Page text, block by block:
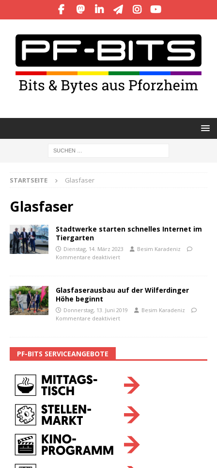
STARTSEITE Glasfaser
Glasfaser
Stadtwerke starten schnelles Internet im
Tiergarten
Dienstag, 14. März 2023
Besim Karadeniz
Kommentare deaktiviert
Glasfaserausbau auf der Wilferdinger
Höhe beginnt
Donnerstag, 13. Juni 2019
Besim Karadeniz
Kommentare deaktiviert
PF-BITS SERVICEANGEBOTE